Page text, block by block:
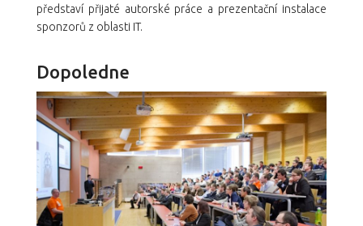
představí přijaté autorské práce a prezentační instalace
sponzorů z oblasti IT.
Dopoledne